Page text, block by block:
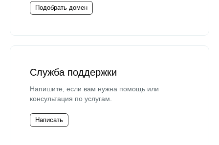
Подобрать домен
Служба поддержки
Напишите, если вам нужна помощь или
консультация по услугам.
Написать